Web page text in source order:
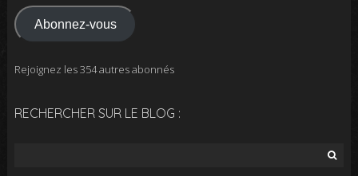
mail
Abonnez-vous
Rejoignez les 354 autres abonnés
RECHERCHER SUR LE BLOG :